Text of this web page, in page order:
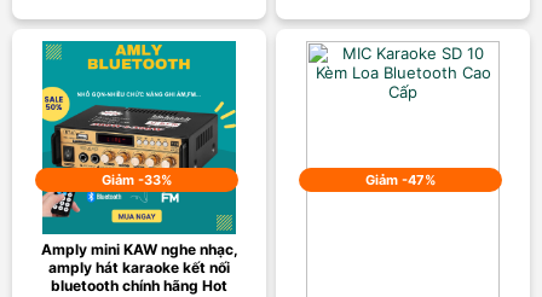
Giảm -33%
Amply mini KAW nghe nhạc,
amply hát karaoke kết nối
bluetooth chính hãng Hot
Giảm -47%